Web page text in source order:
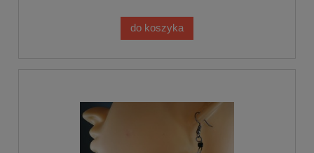
do koszyka